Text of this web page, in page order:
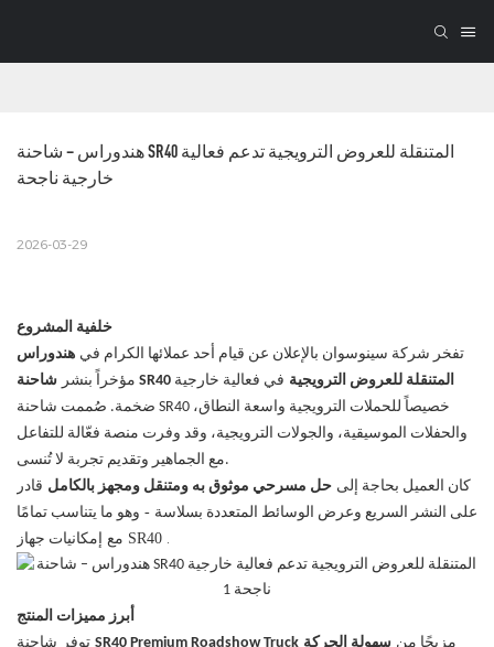
هندوراس – شاحنة SR40 المتنقلة للعروض الترويجية تدعم فعالية
خارجية ناجحة
2026-03-29
خلفية المشروع
تفخر شركة سينوسوان بالإعلان عن قيام أحد عملائها الكرام في هندوراس
مؤخراً بنشر
شاحنة SR40 المتنقلة للعروض الترويجية في فعالية خارجية
ضخمة. صُممت شاحنة SR40 خصيصاً للحملات الترويجية واسعة النطاق،
والحفلات الموسيقية، والجولات الترويجية، وقد وفرت منصة فعّالة للتفاعل
مع الجماهير وتقديم تجربة لا تُنسى.
كان العميل بحاجة إلى حل مسرحي موثوق به ومتنقل ومجهز بالكامل قادر
على النشر السريع وعرض الوسائط المتعددة بسلاسة - وهو ما يتناسب تمامًا
مع إمكانيات جهاز SR40 .
أبرز مميزات المنتج
توفر شاحنة SR40 Premium Roadshow Truck مزيجًا من سهولة الحركة